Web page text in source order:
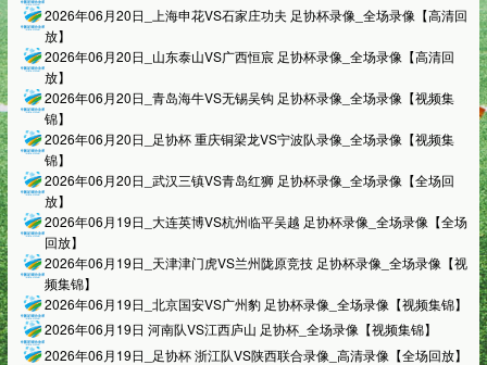
2026年06月20日_上海申花VS石家庄功夫 足协杯录像_全场录像【高清回
放】
2026年06月20日_山东泰山VS广西恒宸 足协杯录像_全场录像【高清回
放】
2026年06月20日_青岛海牛VS无锡吴钩 足协杯录像_全场录像【视频集
锦】
2026年06月20日_足协杯 重庆铜梁龙VS宁波队录像_全场录像【视频集
锦】
2026年06月20日_武汉三镇VS青岛红狮 足协杯录像_全场录像【全场回
放】
2026年06月19日_大连英博VS杭州临平吴越 足协杯录像_全场录像【全场
回放】
2026年06月19日_天津津门虎VS兰州陇原竞技 足协杯录像_全场录像【视
频集锦】
2026年06月19日_北京国安VS广州豹 足协杯录像_全场录像【视频集锦】
2026年06月19日 河南队VS江西庐山 足协杯_全场录像【视频集锦】
2026年06月19日_足协杯 浙江队VS陕西联合录像_高清录像【全场回放】